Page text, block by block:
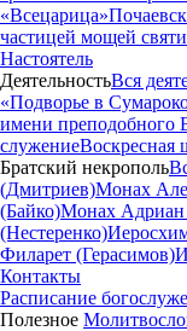
«Всецарица»
частицей мощей
Настоятель
ДеятельностьВся
«Подворье в
имени преподобного
служениеВоскресная
Братский некрополь
(Дмитриев)Монах
(Байко)Монах Адриан
(Нестеренко)
Филарет (Герасимов)
Контакты
Расписание
Полезное